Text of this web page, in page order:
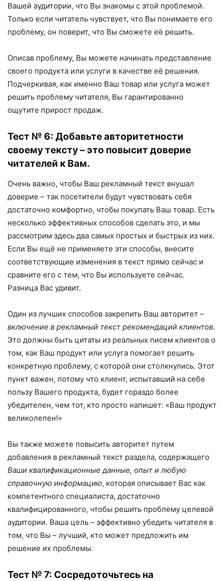
Вашей аудитории, что Вы знакомы с этой проблемой.
Только если читатель чувствует, что Вы понимаете его
проблему, он поверит, что Вы сможете её решить.
Описав проблему, Вы можете начинать представление
своего продукта или услуги в качестве её решения.
Подчеркивая, как именно Ваш товар или услуга может
решить проблему читателя, Вы гарантированно
ощутите прирост продаж.
Тест № 6: Добавьте авторитетности
своему тексту – это повысит доверие
читателей к Вам.
Очень важно, чтобы Ваш рекламный текст внушал
доверие – так посетители будут чувствовать себя
достаточно комфортно, чтобы покупать Ваш товар. Есть
несколько эффективных способов сделать это, и мы
рассмотрим здесь два самых простых и быстрых из них.
Если Вы ещё не применяете эти способы, внесите
соответствующие изменения в текст прямо сейчас и
сравните его с тем, что Вы используете сейчас.
Разница Вас удивит.
Один из лучших способов закрепить Ваш авторитет –
включение в рекламный текст рекомендаций клиентов.
Это должны быть цитаты из реальных писем клиентов о
том, как Ваш продукт или услуга помогает решить
конкретную проблему, с которой они столкнулись. Этот
пункт важен, потому что клиент, испытавший на себе
пользу Вашего продукта, будет гораздо более
убедителен, чем тот, кто просто напишет: «Ваш продукт
великолепен!»
Вы также можете повысить авторитет путем
добавления в рекламный текст раздела, содержащего
Ваши квалификационные данные, опыт и любую
справочную информацию, которая описывает Вас как
компетентного специалиста, достаточно
квалифицированного, чтобы решить проблему целевой
аудитории. Ваша цель – эффективно убедить читателя в
том, что Вы – лучший, кто может предложить им
решение их проблемы.
Тест № 7: Сосредоточьтесь на